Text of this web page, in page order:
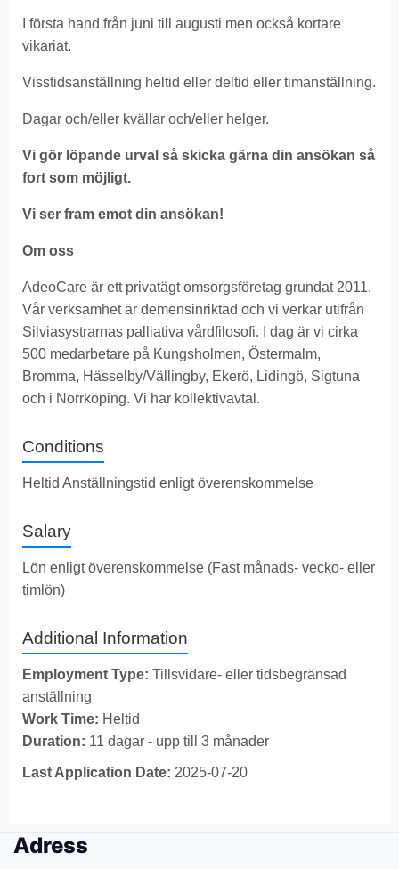
I första hand från juni till augusti men också kortare
vikariat.
Visstidsanställning heltid eller deltid eller timanställning.
Dagar och/eller kvällar och/eller helger.
Vi gör löpande urval så skicka gärna din ansökan så
fort som möjligt.
Vi ser fram emot din ansökan!
Om oss
AdeoCare är ett privatägt omsorgsföretag grundat 2011.
Vår verksamhet är demensinriktad och vi verkar utifrån
Silviasystrarnas palliativa vårdfilosofi. I dag är vi cirka
500 medarbetare på Kungsholmen, Östermalm,
Bromma, Hässelby/Vällingby, Ekerö, Lidingö, Sigtuna
och i Norrköping. Vi har kollektivavtal.
Conditions
Heltid Anställningstid enligt överenskommelse
Salary
Lön enligt överenskommelse (Fast månads- vecko- eller
timlön)
Additional Information
Employment Type: Tillsvidare- eller tidsbegränsad
anställning
Work Time: Heltid
Duration: 11 dagar - upp till 3 månader
Last Application Date: 2025-07-20
Adress